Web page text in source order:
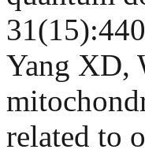
Yang XD,
related to